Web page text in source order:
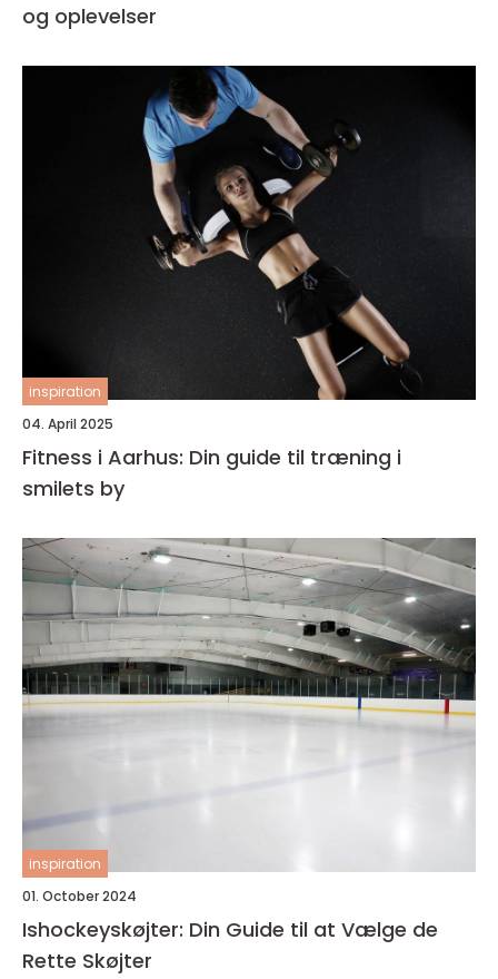
og oplevelser
inspiration
04. April 2025
Fitness i Aarhus: Din guide til træning i
smilets by
inspiration
01. October 2024
Ishockeyskøjter: Din Guide til at Vælge de
Rette Skøjter